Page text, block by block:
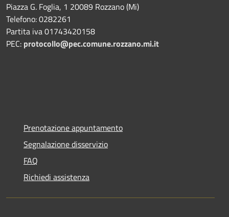
Piazza G. Foglia, 1 20089 Rozzano (Mi)
Telefono: 0282261
Partita iva 01743420158
PEC: protocollo@pec.comune.rozzano.mi.it
Prenotazione appuntamento
Segnalazione disservizio
FAQ
Richiedi assistenza